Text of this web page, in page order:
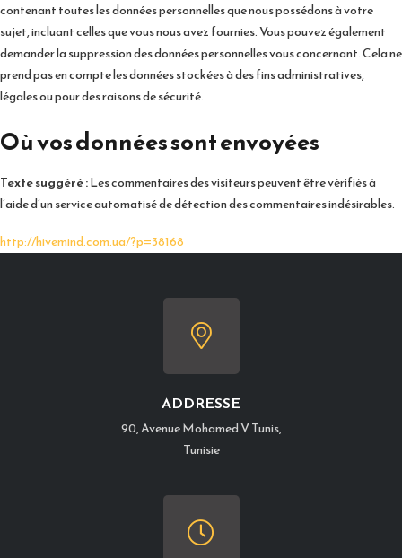
contenant toutes les données personnelles que nous possédons à votre
sujet, incluant celles que vous nous avez fournies. Vous pouvez également
demander la suppression des données personnelles vous concernant. Cela ne
prend pas en compte les données stockées à des fins administratives,
légales ou pour des raisons de sécurité.
Où vos données sont envoyées
Texte suggéré :Les commentaires des visiteurs peuvent être vérifiés à
l’aide d’un service automatisé de détection des commentaires indésirables.
http://hivemind.com.ua/?p=38168
ADDRESSE
90, Avenue Mohamed V Tunis,
Tunisie